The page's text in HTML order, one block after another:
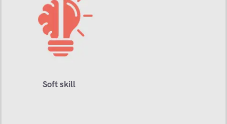
Soft skill